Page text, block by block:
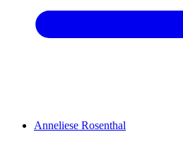
Anneliese Rosenthal